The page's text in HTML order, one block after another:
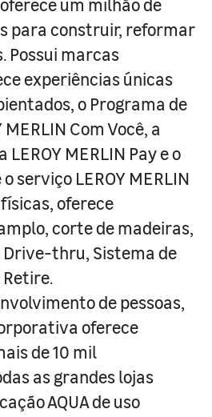
para construir, reformar
Possui marcas
experiências únicas
o Programa de
Com Você, a
MERLIN Pay e o
serviço LEROY MERLIN
oferece
corte de madeiras,
Drive-thru, Sistema de
de pessoas,
oferece
de 10 mil
as grandes lojas
AQUA de uso